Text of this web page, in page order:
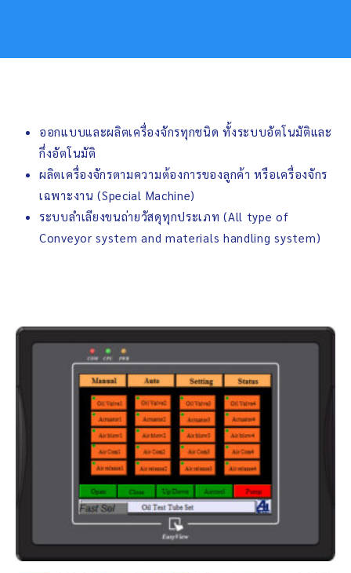
ออกแบบและผลิตเครื่องจักรทุกชนิด ทั้งระบบอัตโนมัติและ
กึ่งอัตโนมัติ
ผลิตเครื่องจักรตามความต้องการของลูกค้า หรือเครื่องจักร
เฉพาะงาน (Special Machine)
ระบบลำเลียงขนถ่ายวัสดุทุกประเภท (All type of
Conveyor system and materials handling system)